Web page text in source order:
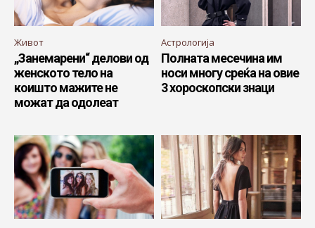
Живот
„Занемарени“ делови од
женското тело на
коишто мажите не
можат да одолеат
Астрологија
Полната месечина им
носи многу среќа на овие
3 хороскопски знаци